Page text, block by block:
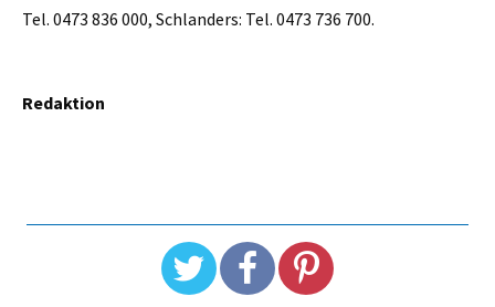
Tel. 0473 836 000, Schlanders: Tel. 0473 736 700.
Redaktion